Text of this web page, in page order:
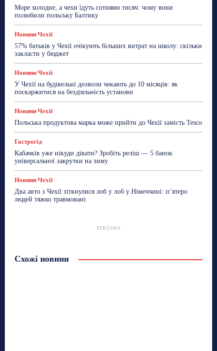
Море холодне, а чехи їдуть сотнями тисяч: чому вони
полюбили польську Балтику
Новини Чехії
57% батьків у Чехії очікують більших витрат на школу: скільки
закласти у бюджет
Новини Чехії
У Чехії на будівельні дозволи чекають до 10 місяців: як
поскаржитися на бездіяльність установи
Новини Чехії
Польська продуктова марка може прийти до Чехії замість Tesco
Гастрогід
Кабачків уже нікуди дівати? Зробіть реліш — 5 банок
універсальної закрутки на зиму
Новини Чехії
Два авто з Чехії зіткнулися лоб у лоб у Німеччині: п’ятеро
людей тяжко травмовані
РЕКЛАМА
Схожі новини